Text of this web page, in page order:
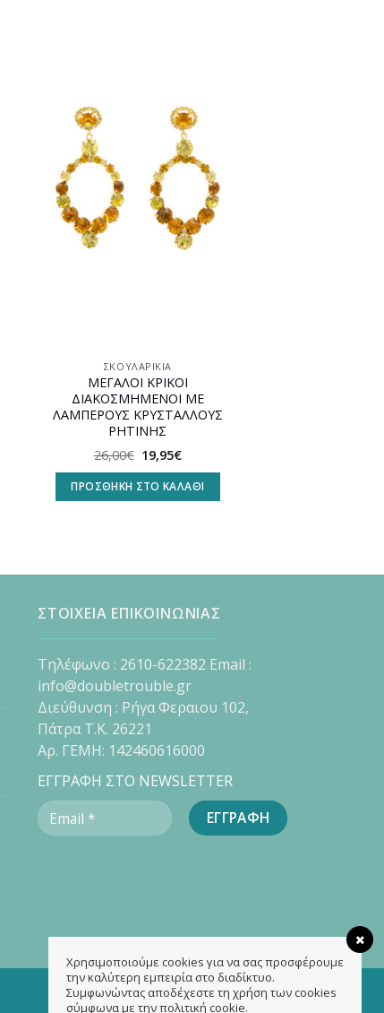
Προσθήκη
wishlist
ΣΚΟΥΛΑΡΊΚΙΑ
ΜΕΓΑΛΟΙ ΚΡΙΚΟΙ
ΔΙΑΚΟΣΜΗΜΕΝΟΙ ΜΕ
ΛΑΜΠΕΡΟΥΣ ΚΡΥΣΤΑΛΛΟΥΣ
ΡΗΤΙΝΗΣ
26,00€ Original
price
was:
26,00€.
19,95€Η
τιμή
είναι:
19,95€.
ΠΡΟΣΘΉΚΗ ΣΤΟ ΚΑΛΆΘΙ
ΣΤΟΙΧΕΙΑ ΕΠΙΚΟΙΝΩΝΙΑΣ
Τηλέφωνο : 2610-622382 Email :
info@doubletrouble.gr
Διεύθυνση : Ρήγα Φεραιου 102,
Πάτρα Τ.Κ. 26221
Αρ. ΓΕΜΗ: 142460616000
ΕΓΓΡΑΦΗ ΣΤΟ NEWSLETTER
Χρησιμοποιούμε cookies για να σας προσφέρουμε
την καλύτερη εμπειρία στο διαδίκτυο.
Συμφωνώντας αποδέχεστε τη χρήση των cookies
σύμφωνα με την πολιτική cookie.